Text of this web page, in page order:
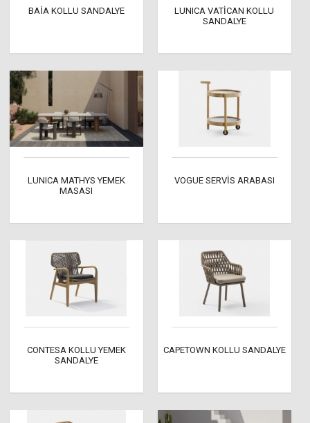
BAİA KOLLU SANDALYE
LUNICA VATİCAN KOLLU
SANDALYE
LUNICA MATHYS YEMEK
MASASI
VOGUE SERVİS ARABASI
CONTESA KOLLU YEMEK
SANDALYE
CAPETOWN KOLLU SANDALYE